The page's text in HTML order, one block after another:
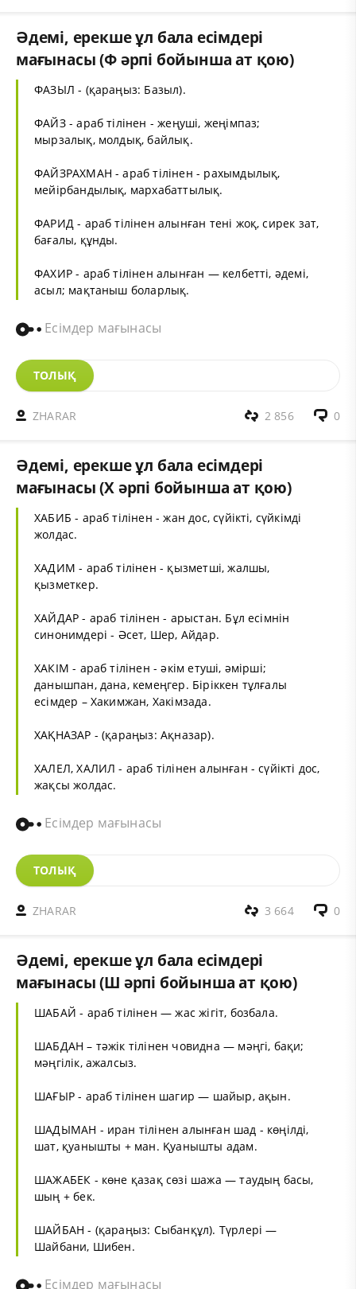
Әдемі, ерекше ұл бала есімдері
мағынасы (Ф әрпі бойынша ат қою)
ФАЗЫЛ - (қараңыз: Базыл).
ФАЙЗ - араб тілінен - жеңуші, жеңімпаз;
мырзалық, молдық, байлық.
ФАЙЗРАХМАН - араб тілінен - рахымдылық,
мейірбандылық, мархабаттылық.
ФАРИД - араб тілінен алынған тені жоқ, сирек зат,
бағалы, құнды.
ФАХИР - араб тілінен алынған — келбетті, әдемі,
асыл; мақтаныш боларлық.
Есімдер мағынасы
ТОЛЫҚ
ZHARAR 0
2 856
Әдемі, ерекше ұл бала есімдері
мағынасы (Х әрпі бойынша ат қою)
ХАБИБ - араб тілінен - жан дос, сүйікті, сүйкімді
жолдас.
ХАДИМ - араб тілінен - қызметші, жалшы,
қызметкер.
ХАЙДАР - араб тілінен - арыстан. Бұл есімнін
синонимдері - Әсет, Шер, Айдар.
ХАКІМ - араб тілінен - әкім етуші, әмірші;
данышпан, дана, кемеңгер. Біріккен тұлғалы
есімдер – Хакимжан, Хакімзада.
ХАҚНАЗАР - (қараңыз: Ақназар).
ХАЛЕЛ, ХАЛИЛ - араб тілінен алынған - сүйікті дос,
жақсы жолдас.
Есімдер мағынасы
ТОЛЫҚ
ZHARAR 0
3 664
Әдемі, ерекше ұл бала есімдері
мағынасы (Ш әрпі бойынша ат қою)
ШАБАЙ - араб тілінен — жас жігіт, бозбала.
ШАБДАН – тәжік тілінен човидна — мәңгі, бақи;
мәңгілік, ажалсыз.
ШАҒЫР - араб тілінен шагир — шайыр, ақын.
ШАДЫМАН - иран тілінен алынған шад - көңілді,
шат, қуанышты + ман. Қуанышты адам.
ШАЖАБЕК - көне қазақ сөзі шажа — таудың басы,
шың + бек.
ШАЙБАН - (қараңыз: Сыбанқұл). Түрлері —
Шайбани, Шибен.
Есімдер мағынасы